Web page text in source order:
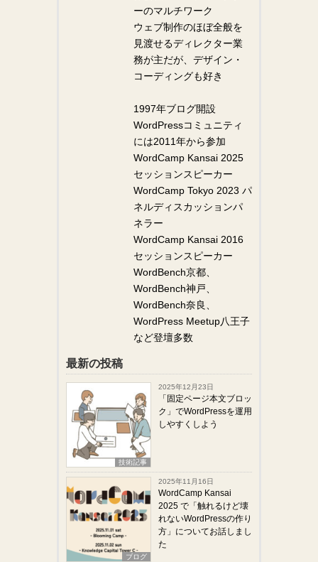
ーのマルチワーク
ウェブ制作のほぼ全般を
見渡せるディレクター業
務が主だが、デザイン・
コーディングも好き
1997年ブログ開設
WordPressコミュニティ
には2011年から参加
WordCamp Kansai 2025
セッションスピーカー
WordCamp Tokyo 2023 パ
ネルディスカッションパ
ネラー
WordCamp Kansai 2016
セッションスピーカー
WordBench京都、
WordBench神戸、
WordBench奈良、
WordPress Meetup八王子
など登壇多数
最新の投稿
技術記事
2025年12月23日
「固定ページ本文ブロッ
ク」でWordPressを運用
しやすくしよう
ブログ
2025年11月16日
WordCamp Kansai
2025 で「触れるけど壊
れないWordPressの作り
方」についてお話しまし
た